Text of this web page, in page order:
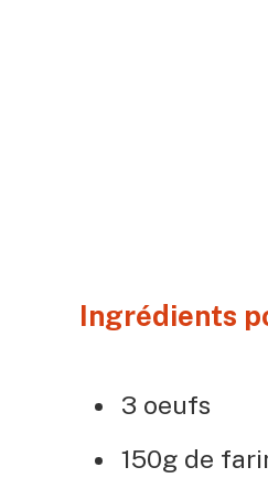
Ingrédients
3 oeufs
150g de